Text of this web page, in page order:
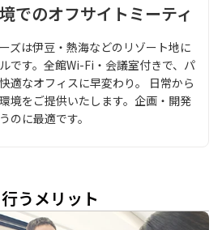
でのオフサイトミーティ
ズは伊豆・熱海などのリゾート地に
です。全館Wi-Fi・会議室付きで、パ
適なオフィスに早変わり。 日常から
境をご提供いたします。企画・開発
のに最適です。
うメリット